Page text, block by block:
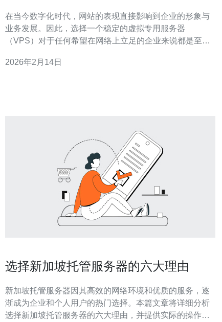
在当今数字化时代，网站的表现直接影响到企业的形象与
业务发展。因此，选择一个稳定的虚拟专用服务器
（VPS）对于任何希望在网络上立足的企业来说都是至关
可靠的服务质量，成为全球许多企业的首选。 首先，新加
2026年2月14日
选择新加坡托管服务器的六大理由
新加坡托管服务器因其高效的网络环境和优质的服务，逐
渐成为企业和个人用户的热门选择。本篇文章将详细分析
选择新加坡托管服务器的六大理由，并提供实际的操作指